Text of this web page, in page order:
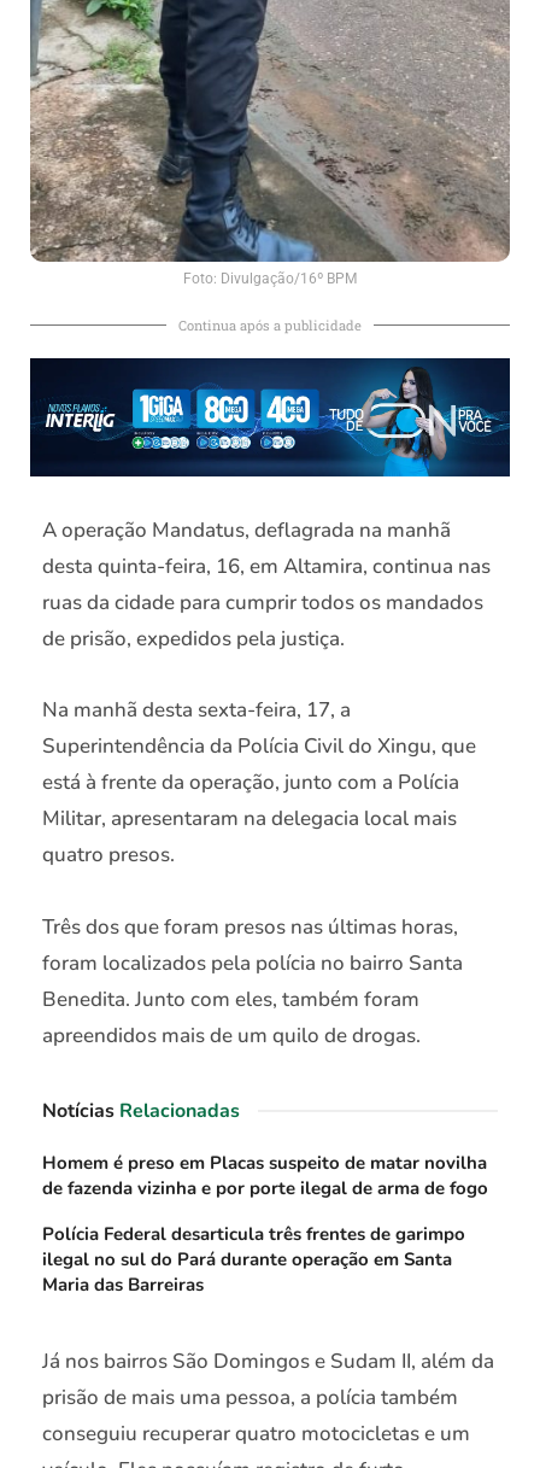
Foto: Divulgação/16º BPM
Continua após a publicidade
A operação Mandatus, deflagrada na manhã
desta quinta-feira, 16, em Altamira, continua nas
ruas da cidade para cumprir todos os mandados
de prisão, expedidos pela justiça.
Na manhã desta sexta-feira, 17, a
Superintendência da Polícia Civil do Xingu, que
está à frente da operação, junto com a Polícia
Militar, apresentaram na delegacia local mais
quatro presos.
Três dos que foram presos nas últimas horas,
foram localizados pela polícia no bairro Santa
Benedita. Junto com eles, também foram
apreendidos mais de um quilo de drogas.
Notícias Relacionadas
Homem é preso em Placas suspeito de matar novilha
de fazenda vizinha e por porte ilegal de arma de fogo
Polícia Federal desarticula três frentes de garimpo
ilegal no sul do Pará durante operação em Santa
Maria das Barreiras
Já nos bairros São Domingos e Sudam II, além da
prisão de mais uma pessoa, a polícia também
conseguiu recuperar quatro motocicletas e um